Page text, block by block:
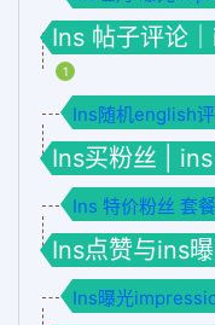
Ins 帖子评论
1
Ins随机english
Ins买粉丝 |
Ins 特价粉丝 套
Ins点赞与ins
Ins曝光